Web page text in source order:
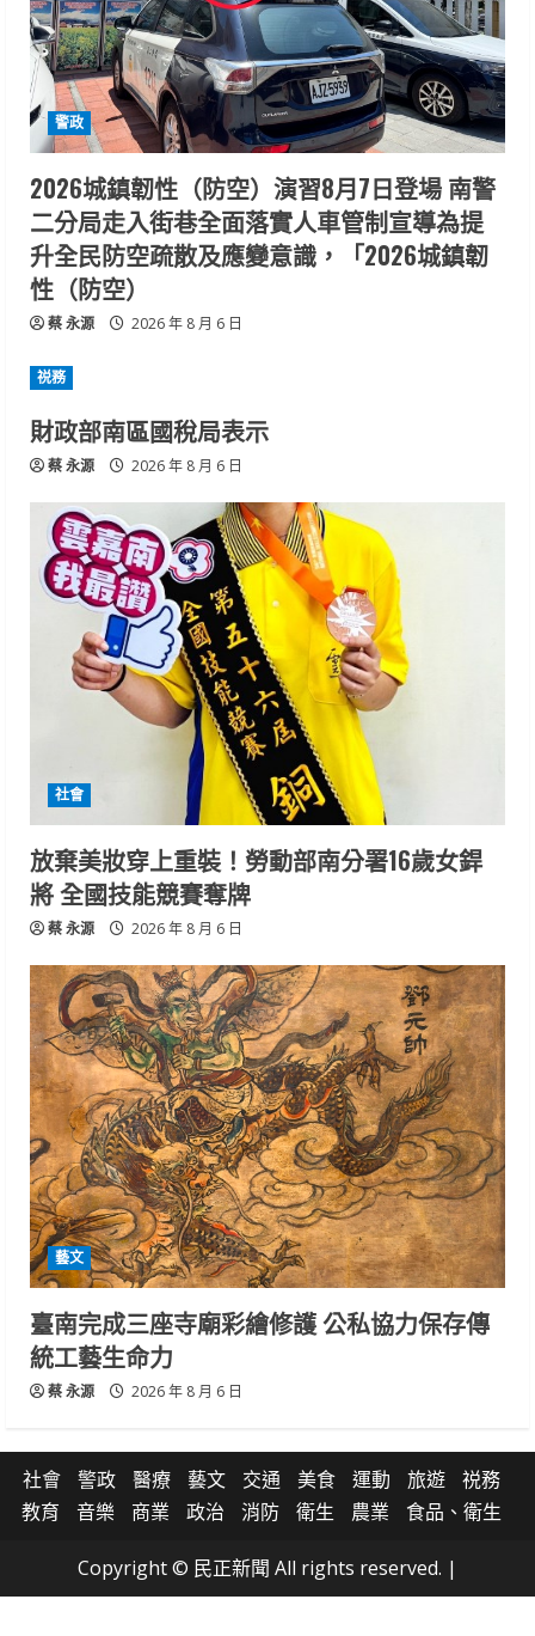
警政
2026城鎮韌性（防空）演習8月7日登場 南警
二分局走入街巷全面落實人車管制宣導為提
升全民防空疏散及應變意識，「2026城鎮韌
性（防空）
蔡 永源 2026 年 8 月 6 日
祱務
財政部南區國稅局表示
蔡 永源 2026 年 8 月 6 日
社會
放棄美妝穿上重裝！勞動部南分署16歲女銲
將 全國技能競賽奪牌
蔡 永源 2026 年 8 月 6 日
藝文
臺南完成三座寺廟彩繪修護 公私協力保存傳
統工藝生命力
蔡 永源 2026 年 8 月 6 日
社會 警政 醫療 藝文 交通 美食 運動 旅遊
祱務
教育
音樂 商業 政治 消防 衛生 農業 食品、衛生
Copyright © 民正新聞 All rights reserved. |